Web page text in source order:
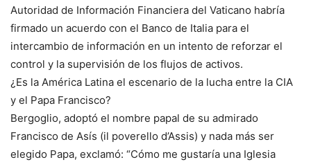
Autoridad de Información Financiera del Vaticano habría
firmado un acuerdo con el Banco de Italia para el
intercambio de información en un intento de reforzar el
control y la supervisión de los flujos de activos.
¿Es la América Latina el escenario de la lucha entre la CIA
y el Papa Francisco?
Bergoglio, adoptó el nombre papal de su admirado
Francisco de Asís (il poverello d’Assis) y nada más ser
elegido Papa, exclamó: “Cómo me gustaría una Iglesia